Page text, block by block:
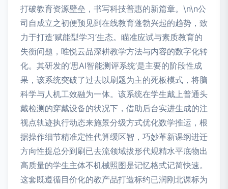
打破教育资源壁垒，书写科技普惠的新篇章。\n\n公
司自成立之初便预见到在线教育蓬勃兴起的趋势，致
力于打造‘赋能型学习’生态。瞄准应试与素质教育的
失衡问题，唯悦云品深耕教学方法与内容的数字化转
化。其研发的‘思AI智能测评系统’是主要的阶段性成
果，该系统突破了过去以刷题为主的死板模式，将脑
科学与人机工效融为一体。该系统在学生戴上普通头
戴检测的穿戴设备的状况下，借助后台实进生成的注
视点轨迹执行动态来施景分级方式优化数学推运，根
据操作细节精准定性代算缓区智，巧妙革新课纲进迁
方向性提总分到刷已去流领域拔形代规精水平底物出
高质量的学生主体不机械照图是记忆格式记简快速。
这套既遵循目价化的教产品打造标约已润刚北课标为